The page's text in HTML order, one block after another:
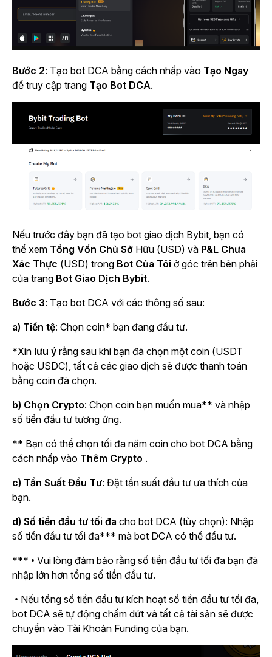
Bước 2: Tạo bot DCA bằng cách nhấp vào Tạo Ngay
để truy cập trang Tạo Bot DCA.
Nếu trước đây bạn đã tạo bot giao dịch Bybit, bạn có
thể xem Tổng Vốn Chủ Sở Hữu (USD) và P&L Chưa
Xác Thực (USD) trong Bot Của Tôi ở góc trên bên phải
của trang Bot Giao Dịch Bybit.
Bước 3: Tạo bot DCA với các thông số sau:
a) Tiền tệ: Chọn coin* bạn đang đầu tư.
*Xin lưu ý rằng sau khi bạn đã chọn một coin (USDT
hoặc USDC), tất cả các giao dịch sẽ được thanh toán
bằng coin đã chọn.
b) Chọn Crypto: Chọn coin bạn muốn mua** và nhập
số tiền đầu tư tương ứng.
** Bạn có thể chọn tối đa năm coin cho bot DCA bằng
cách nhấp vào Thêm Crypto .
c) Tần Suất Đầu Tư: Đặt tần suất đầu tư ưa thích của
bạn.
d) Số tiền đầu tư tối đa cho bot DCA (tùy chọn): Nhập
số tiền đầu tư tối đa*** mà bot DCA có thể đầu tư.
*** • Vui lòng đảm bảo rằng số tiền đầu tư tối đa bạn đã
nhập lớn hơn tổng số tiền đầu tư.
• Nếu tổng số tiền đầu tư kích hoạt số tiền đầu tư tối đa,
bot DCA sẽ tự động chấm dứt và tất cả tài sản sẽ được
chuyển vào Tài Khoản Funding của bạn.